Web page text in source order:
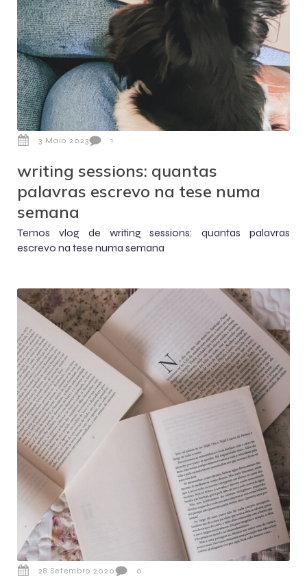
3 Maio 2023 1
writing sessions: quantas
palavras escrevo na tese numa
semana
Temos vlog de writing sessions: quantas palavras
escrevo na tese numa semana
28 Setembro 2020 0